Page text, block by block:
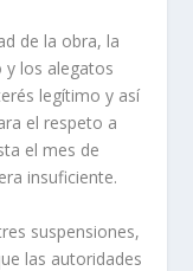
de la obra, la
y los alegatos
legítimo y así
el respeto a
el mes de
insuficiente.
suspensiones,
las autoridades